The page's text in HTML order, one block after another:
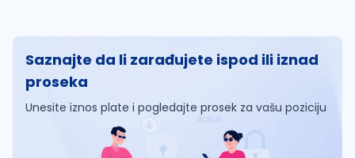
Saznajte da li zarađujete ispod ili iznad
proseka
Unesite iznos plate i pogledajte prosek za vašu poziciju